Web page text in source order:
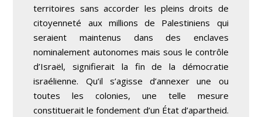
territoires sans accorder les pleins droits de
citoyenneté aux millions de Palestiniens qui
seraient maintenus dans des enclaves
nominalement autonomes mais sous le contrôle
d’Israël, signifierait la fin de la démocratie
israélienne. Qu’il s’agisse d’annexer une ou
toutes les colonies, une telle mesure
constituerait le fondement d’un État d’apartheid.